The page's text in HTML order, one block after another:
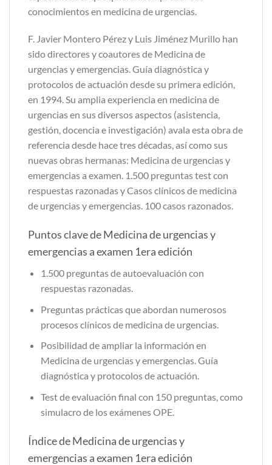
conocimientos en medicina de urgencias.
F. Javier Montero Pérez y Luis Jiménez Murillo han
sido directores y coautores de Medicina de
urgencias y emergencias. Guía diagnóstica y
protocolos de actuación desde su primera edición,
en 1994. Su amplia experiencia en medicina de
urgencias en sus diversos aspectos (asistencia,
gestión, docencia e investigación) avala esta obra de
referencia desde hace tres décadas, así como sus
nuevas obras hermanas: Medicina de urgencias y
emergencias a examen. 1.500 preguntas test con
respuestas razonadas y Casos clínicos de medicina
de urgencias y emergencias. 100 casos razonados.
Puntos clave de Medicina de urgencias y
emergencias a examen 1era edición
1.500 preguntas de autoevaluación con
respuestas razonadas.
Preguntas prácticas que abordan numerosos
procesos clínicos de medicina de urgencias.
Posibilidad de ampliar la información en
Medicina de urgencias y emergencias. Guía
diagnóstica y protocolos de actuación.
Test de evaluación final con 150 preguntas, como
simulacro de los exámenes OPE.
Índice de Medicina de urgencias y
emergencias a examen 1era edición